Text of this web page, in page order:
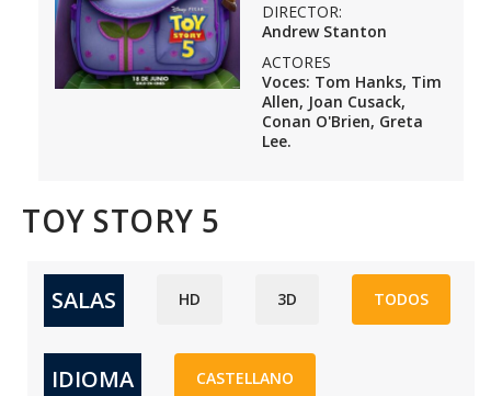
DIRECTOR:
Andrew Stanton
ACTORES
Voces: Tom Hanks, Tim
Allen, Joan Cusack,
Conan O'Brien, Greta
Lee.
TOY STORY 5
SALAS HD 3D TODOS
IDIOMA CASTELLANO